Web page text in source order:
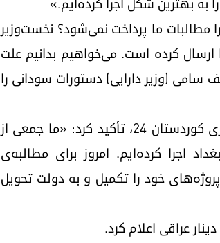
مطالبات ما پرداخت نمی‌شود؟ نخست‌وزیر
کرده است. می‌خواهیم بدانیم علت
سامی (وزیر دارایی) دستورات سودانی را
یکی دیگر از پیمانکاران حاضر در تجمع ضمن تشکر از پوشش خبری کوردستان ۲۴، تأکید کرد: «ما جمعی از
اجرا کرده‌ایم. امروز برای مطالبه‌ی
خود را تکمیل و به دولت تحویل